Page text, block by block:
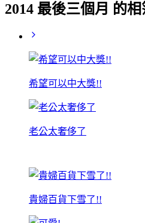
2014 最後三個月 的相
希望可以中大獎!!
老公太奢侈了
貴婦百貨下雪了!!